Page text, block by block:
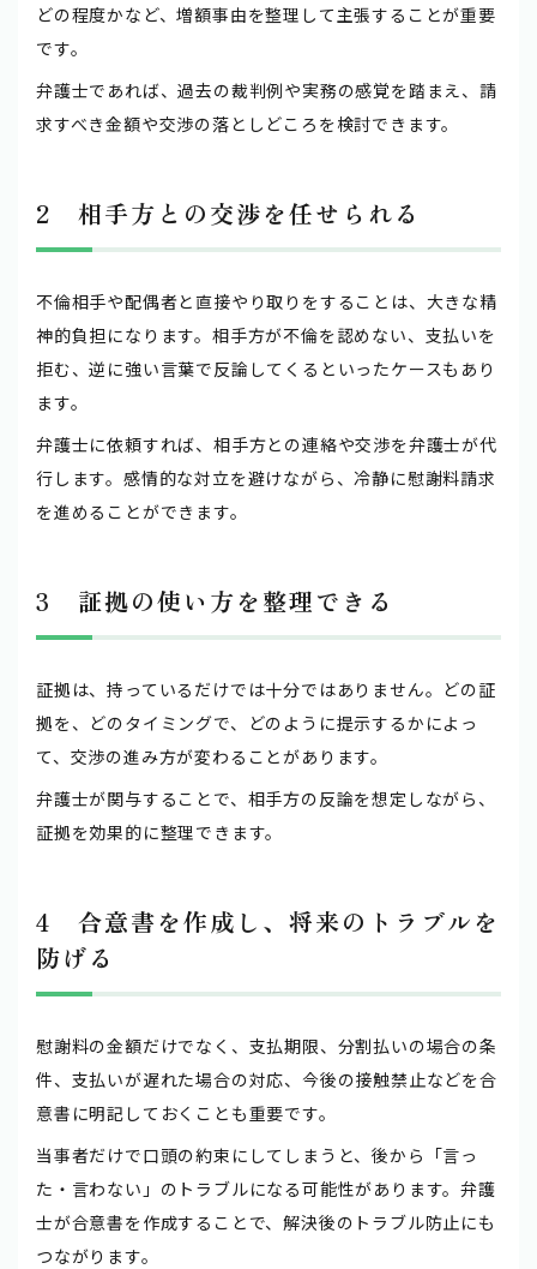
どの程度かなど、増額事由を整理して主張することが重要
です。
弁護士であれば、過去の裁判例や実務の感覚を踏まえ、請
求すべき金額や交渉の落としどころを検討できます。
2 相手方との交渉を任せられる
不倫相手や配偶者と直接やり取りをすることは、大きな精
神的負担になります。相手方が不倫を認めない、支払いを
拒む、逆に強い言葉で反論してくるといったケースもあり
ます。
弁護士に依頼すれば、相手方との連絡や交渉を弁護士が代
行します。感情的な対立を避けながら、冷静に慰謝料請求
を進めることができます。
3 証拠の使い方を整理できる
証拠は、持っているだけでは十分ではありません。どの証
拠を、どのタイミングで、どのように提示するかによっ
て、交渉の進み方が変わることがあります。
弁護士が関与することで、相手方の反論を想定しながら、
証拠を効果的に整理できます。
4 合意書を作成し、将来のトラブルを
防げる
慰謝料の金額だけでなく、支払期限、分割払いの場合の条
件、支払いが遅れた場合の対応、今後の接触禁止などを合
意書に明記しておくことも重要です。
当事者だけで口頭の約束にしてしまうと、後から「言っ
た・言わない」のトラブルになる可能性があります。弁護
士が合意書を作成することで、解決後のトラブル防止にも
つながります。